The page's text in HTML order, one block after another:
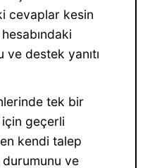
cevaplar kesin
destek yanıtı
tek bir
geçerli
kendi talep
durumunu ve